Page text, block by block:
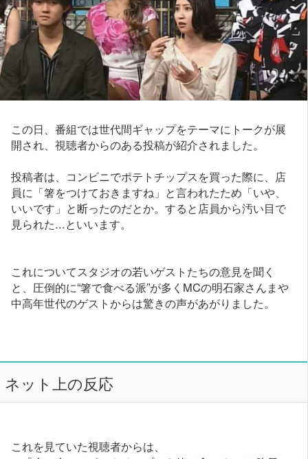
この日、番組では世代間ギャップをテーマにトークが展
開され、視聴者からのある投稿が紹介されました。
投稿者は、コンビニでポテトチップスを買った際に、店
員に「箸をつけておきますね」と言われたため「いや、
いいです」と断ったのだとか。すると店員から汚い目で
見られた...といいます。
これについてスタジオの若いゲストたちの意見を聞く
と、圧倒的に“箸で食べる派”が多くMCの明石家さんまや
中高年世代のゲストからは驚きの声があがりました。
ネット上の反応
これを見ていた視聴者からは、